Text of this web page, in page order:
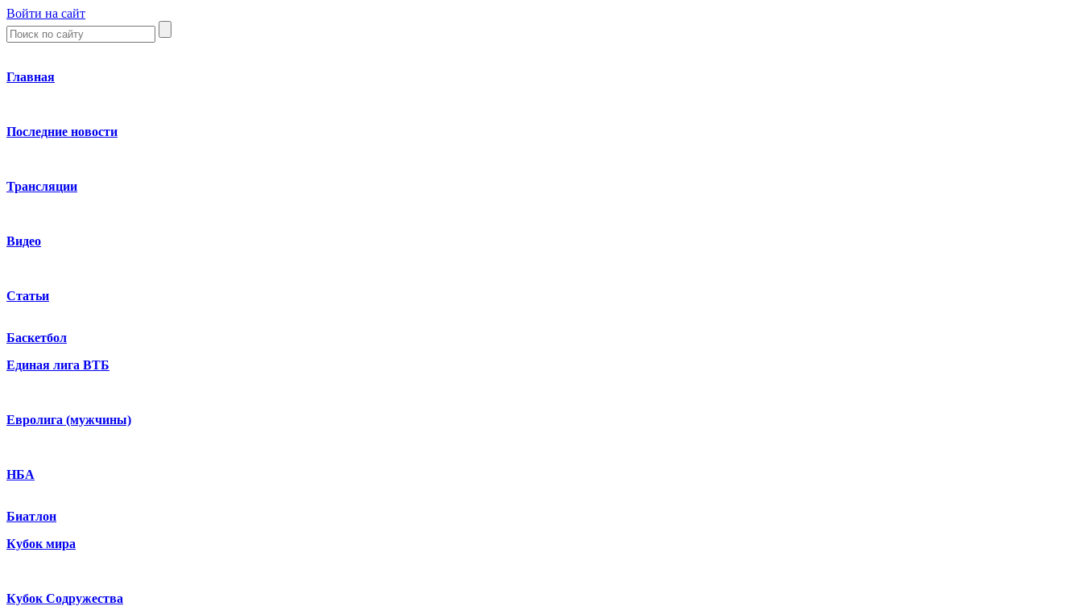
Войти на сайт
Главная
Последние новости
Трансляции
Видео
Статьи
Баскетбол
Единая лига ВТБ
Евролига (мужчины)
НБА
Биатлон
Кубок мира
Кубок Содружества